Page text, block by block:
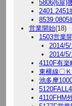
5806(6扉)
2401.2451
8539.0805
営業開始(18)
1503営業
2014/
2014/
4110F有楽
東横線〇
池多摩
4110FHM